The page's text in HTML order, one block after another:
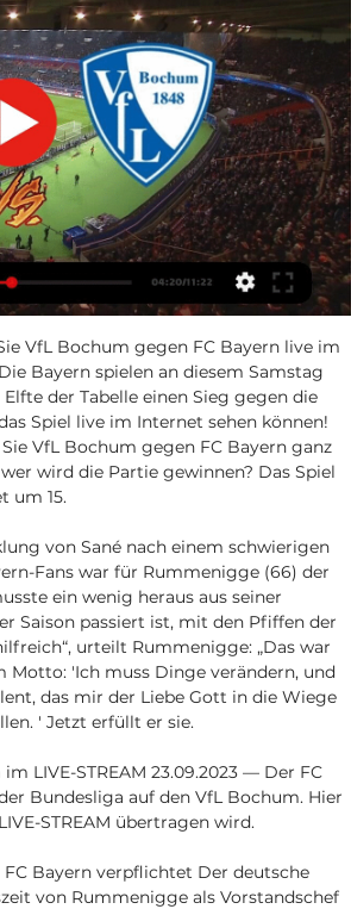
VfL Bochum gegen FC Bayern live im
Bayern spielen an diesem Samstag
der Tabelle einen Sieg gegen die
Spiel live im Internet sehen können!
VfL Bochum gegen FC Bayern ganz
wird die Partie gewinnen? Das Spiel
um 15.
von Sané nach einem schwierigen
Fans war für Rummenigge (66) der
ein wenig heraus aus seiner
Saison passiert ist, mit den Pfiffen der
urteilt Rummenigge: „Das war
'Ich muss Dinge verändern, und
das mir der Liebe Gott in die Wiege
' Jetzt erfüllt er sie.
LIVE-STREAM 23.09.2023 — Der FC
Bundesliga auf den VfL Bochum. Hier
STREAM übertragen wird.
Bayern verpflichtet Der deutsche
von Rummenigge als Vorstandschef